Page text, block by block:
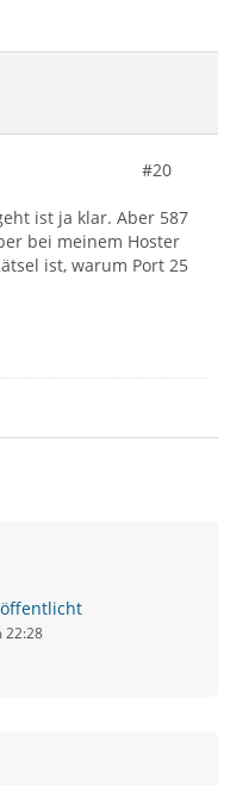
#20
ist ja klar. Aber 587
bei meinem Hoster
ist, warum Port 25
22:28